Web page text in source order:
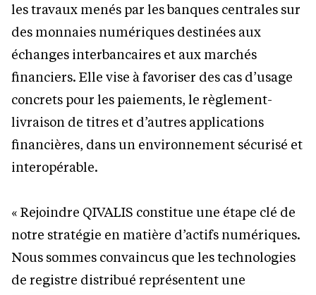
les travaux menés par les banques centrales sur
des monnaies numériques destinées aux
échanges interbancaires et aux marchés
financiers. Elle vise à favoriser des cas d’usage
concrets pour les paiements, le règlement-
livraison de titres et d’autres applications
financières, dans un environnement sécurisé et
interopérable.
« Rejoindre QIVALIS constitue une étape clé de
notre stratégie en matière d’actifs numériques.
Nous sommes convaincus que les technologies
de registre distribué représentent une